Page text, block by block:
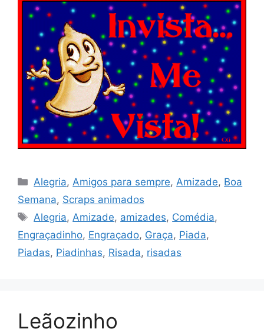
Categorias
Alegria, Amigos para sempre, Amizade, Boa
Semana, Scraps animados
Tags
Alegria, Amizade, amizades, Comédia,
Engraçadinho, Engraçado, Graça, Piada,
Piadas, Piadinhas, Risada, risadas
Leãozinho